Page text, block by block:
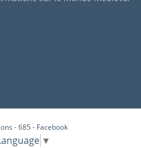
- 685 - Facebook
▼